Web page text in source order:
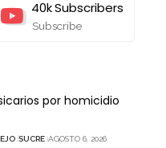
40kSubscribers
Subscribe
por homicidio
SUCRE AGOSTO 6, 2026